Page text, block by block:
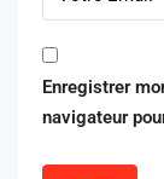
Enregistrer
navigateur